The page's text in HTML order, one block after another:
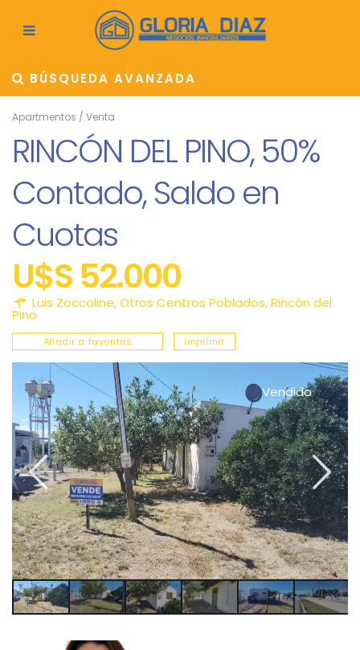
BÚSQUEDA AVANZADA
Apartmentos / Venta
RINCÓN DEL PINO, 50%
Contado, Saldo en
Cuotas
U$S 52.000
Luis Zoccoline,Otros Centros Poblados,Rincón del
Pino
Añadir a favoritos imprimir
Vendido